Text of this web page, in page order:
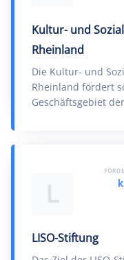
Kultur- und
Rheinland
Die Kultur- und
Rheinland fördert
Geschäftsgebiet
L
LISO-Stiftung